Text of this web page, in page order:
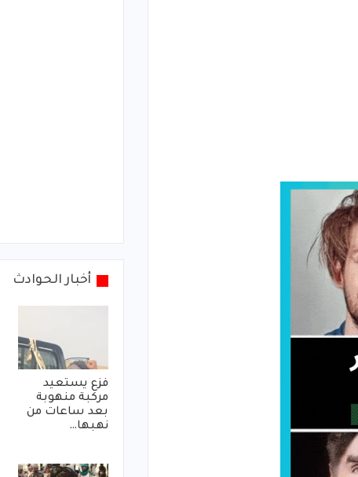
أخبار الحوادث
فزع يستعيد
مركبة منهوبة
بعد ساعات من
نهبها…